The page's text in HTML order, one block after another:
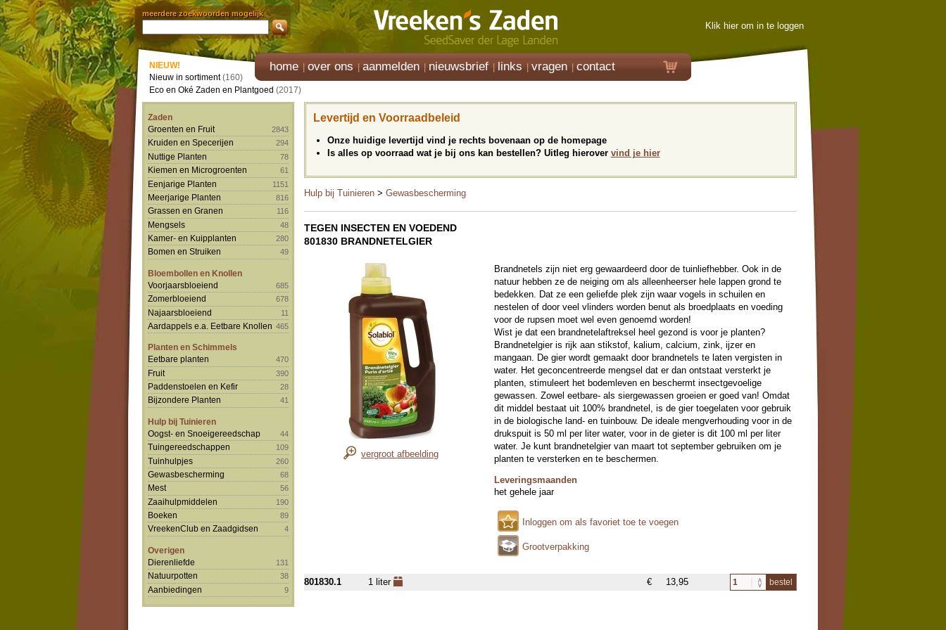
meerdere zoekwoorden mogelijk
Klik hier om in te loggen
home over ons aanmelden nieuwsbrief links vragen contact
NIEUW!
Nieuw in sortiment(160)
Eco en Oké Zaden en Plantgoed (2017)
Zaden
Groenten en Fruit
2843
Kruiden en Specerijen 294
Nuttige Planten 78
Kiemen en Microgroenten 61
Eenjarige Planten 1151
Meerjarige Planten 816
Grassen en Granen 116
Mengsels 48
Kamer- en Kuipplanten 280
Bomen en Struiken 49
Bloembollen en Knollen
Voorjaarsbloeiend
685
Zomerbloeiend 678
Najaarsbloeiend 11
Aardappels e.a. Eetbare Knollen 465
Planten en Schimmels
Eetbare planten
470
Fruit 390
Paddenstoelen en Kefir 28
Bijzondere Planten 41
Hulp bij Tuinieren
Oogst- en Snoeigereedschap
44
Tuingereedschappen 109
Tuinhulpjes 260
Gewasbescherming 68
Mest 56
Zaaihulpmiddelen 190
Boeken 89
VreekenClub en Zaadgidsen 4
Overigen
Dierenliefde
131
Natuurpotten 38
Aanbiedingen 9
Levertijd en Voorraadbeleid
Onze huidige levertijd vind je rechts bovenaan op de homepage
Is alles op voorraad wat je bij ons kan bestellen? Uitleg hierover vind je hier
Hulp bij Tuinieren > Gewasbescherming
TEGEN INSECTEN EN VOEDEND
801830 BRANDNETELGIER
vergroot afbeelding
Brandnetels zijn niet erg gewaardeerd door de tuinliefhebber. Ook in de
natuur hebben ze de neiging om als alleenheerser hele lappen grond te
bedekken. Dat ze een geliefde plek zijn waar vogels in schuilen en
nestelen of door veel vlinders worden benut als broedplaats en voeding
voor de rupsen moet wel even genoemd worden!
Wist je dat een brandnetelaftreksel heel gezond is voor je planten?
Brandnetelgier is rijk aan stikstof, kalium, calcium, zink, ijzer en
mangaan. De gier wordt gemaakt door brandnetels te laten vergisten in
water. Het geconcentreerde mengsel dat er dan ontstaat versterkt je
planten, stimuleert het bodemleven en beschermt insectgevoelige
gewassen. Zowel eetbare- als siergewassen groeien er goed van! Omdat
dit middel bestaat uit 100% brandnetel, is de gier toegelaten voor gebruik
in de biologische land- en tuinbouw. De ideale mengverhouding voor in de
drukspuit is 50 ml per liter water, voor in de gieter is dit 100 ml per liter
water. Je kunt brandnetelgier van maart tot september gebruiken om je
planten te versterken en te beschermen.
Leveringsmaanden
het gehele jaar
Inloggen om als favoriet toe te voegen
Grootverpakking
801830.1 1 liter € 13,95 bestel